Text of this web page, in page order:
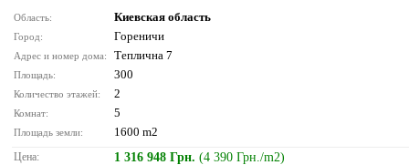
Область: Киевская область
Город: Гореничи
Адрес и номер дома: Теплична 7
Площадь: 300
Количество этажей: 2
Комнат: 5
Площадь земли: 1600 m2
Цена: 1 316 948 Грн. (4 390 Грн./m2)